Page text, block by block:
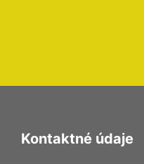
Kontaktné údaje